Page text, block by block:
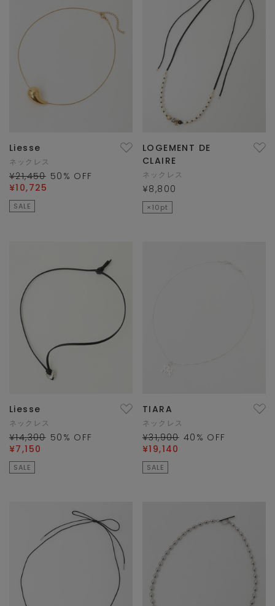
Liesse
ネックレス
¥21,450 50 % OFF
¥10,725
SALE
LOGEMENT DE
CLAIRE
ネックレス
¥8,800
×10pt
Liesse
ネックレス
¥14,300 50 % OFF
¥7,150
SALE
TIARA
ネックレス
¥31,900 40 % OFF
¥19,140
SALE